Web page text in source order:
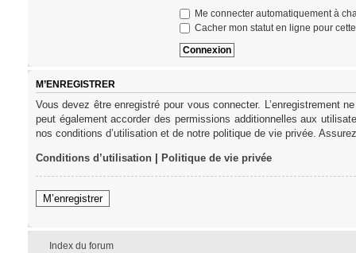
Me connecter automatiquement à
Cacher mon statut en ligne pour
M’ENREGISTRER
Vous devez être enregistré pour vous connecter. L’enregistrement
peut également accorder des permissions additionnelles aux
nos conditions d’utilisation et de notre politique de vie privée.
Conditions d’utilisation| Politique de vie privée
M’enregistrer
Index du forum